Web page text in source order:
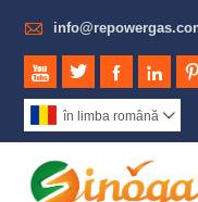

   
în limba română 